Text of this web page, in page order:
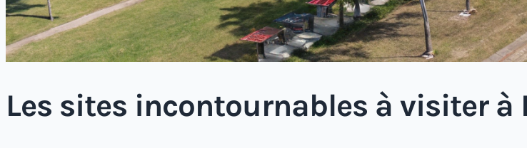
Les sites incontournables à visiter à